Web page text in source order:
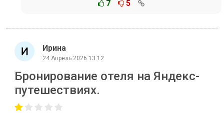
7 5
Ирина
24 Апрель 2026 13:12
Бронирование отеля на Яндекс-
путешествиях.